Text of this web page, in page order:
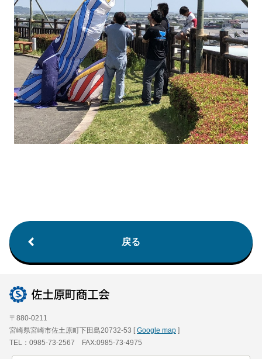
戻る
〒880-0211
宮崎県宮崎市佐土原町下田島20732-53 [Google map ]
TEL：0985-73-2567 FAX:0985-73-4975